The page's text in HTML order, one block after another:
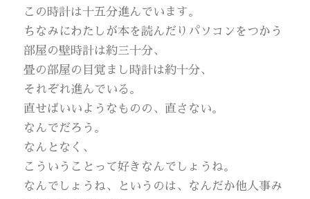
この時計は十五分進んでいます。
ちなみにわたしが本を読んだりパソコンをつかう
部屋の壁時計は約三十分、
畳の部屋の目覚まし時計は約十分、
それぞれ進んでいる。
直せばいいようなものの、直さない。
なんでだろう。
なんとなく、
こういうことって好きなんでしょうね。
なんでしょうね、というのは、なんだか他人事み